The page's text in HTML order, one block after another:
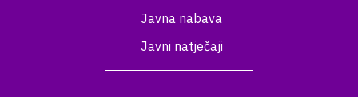
Javna nabava
Javni natječaji